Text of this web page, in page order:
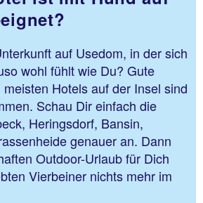
auf Usedom, in der sich
wohl fühlt wie Du? Gute
Hotels auf der Insel sind
Schau Dir einfach die
Heringsdorf, Bansin,
genauer an. Dann
Outdoor-Urlaub für Dich
Vierbeiner nichts mehr im